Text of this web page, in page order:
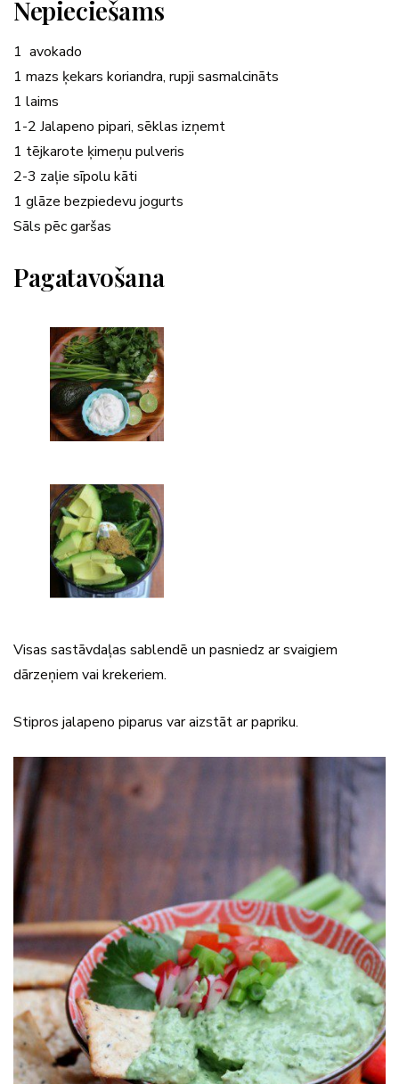
Nepieciešams
1 avokado
1 mazs ķekars koriandra, rupji sasmalcināts
1 laims
1-2 Jalapeno pipari, sēklas izņemt
1 tējkarote ķimeņu pulveris
2-3 zaļie sīpolu kāti
1 glāze bezpiedevu jogurts
Sāls pēc garšas
Pagatavošana
Visas sastāvdaļas sablendē un pasniedz ar svaigiem
dārzeņiem vai krekeriem.
Stipros jalapeno piparus var aizstāt ar papriku.